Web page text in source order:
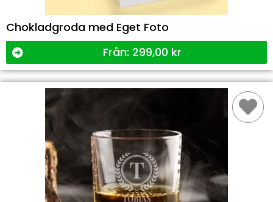
Chokladgroda med Eget Foto
Från: 299,00 kr